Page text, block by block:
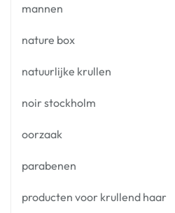
mannen
nature box
natuurlijke krullen
noir stockholm
oorzaak
parabenen
producten voor krullend haar